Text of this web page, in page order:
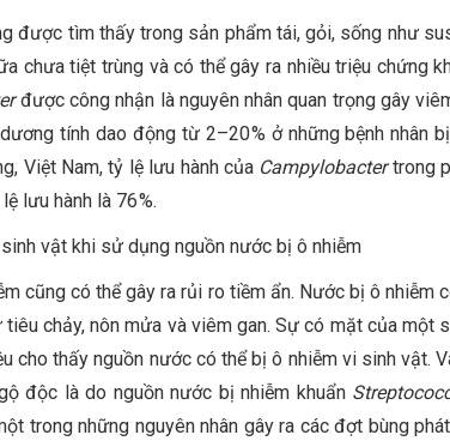
được tìm thấy trong sản phẩm tái, gỏi, sống như
chưa tiệt trùng và có thể gây ra nhiều triệu chứng
được công nhận là nguyên nhân quan trọng gây
tính dao động từ 2–20 % ở những bệnh nhân
Việt Nam, tỷ lệ lưu hành của Campylobactertrong
lưu hành là 76 %.
vật khi sử dụng nguồn nước bị ô nhiễm
cũng có thể gây ra rủi ro tiềm ẩn. Nước bị ô nhiễm
chảy, nôn mửa và viêm gan. Sự có mặt của một
cho thấy nguồn nước có thể bị ô nhiễm vi sinh vật.
độc là do nguồn nước bị nhiễm khuẩn
trong những nguyên nhân gây ra các đợt bùng